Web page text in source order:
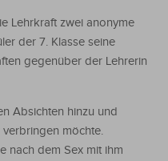
Lehrkraft zwei anonyme
der 7. Klasse seine
gegenüber der Lehrerin
Absichten hinzu und
möchte.
nach dem Sex mit ihm